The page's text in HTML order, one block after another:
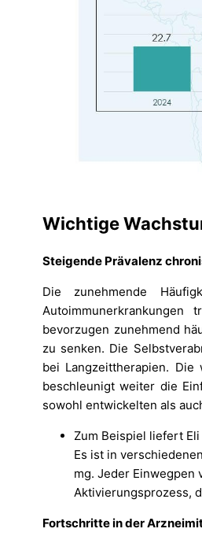
Wichtige
Steigende Prävalenz
Die zunehmende
Autoimmunerkrankungen
bevorzugen zunehmend
zu senken. Die
bei Langzeittherapien.
beschleunigt weiter die
sowohl entwickelten als
Zum Beispiel liefert
Es ist in
mg. Jeder
Aktivierungsprozess,
Fortschritte in der